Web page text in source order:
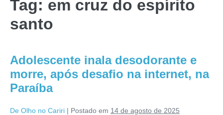
Tag: em cruz do espírito
santo
Adolescente inala desodorante e
morre, após desafio na internet, na
Paraíba
De Olho no Cariri | Postado em 14 de agosto de 2025